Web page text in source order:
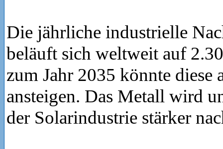
Die jährliche industrielle
beläuft sich weltweit auf
zum Jahr 2035 könnte diese
ansteigen. Das Metall wird
der Solarindustrie stärker